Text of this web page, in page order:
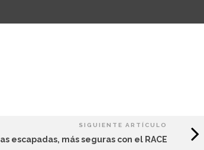
SIGUIENTE ARTÍCULO
escapadas, más seguras con el RACE